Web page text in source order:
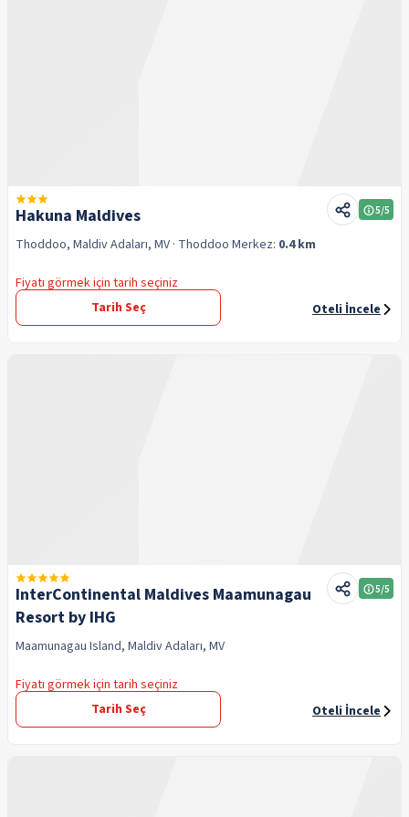
Hakuna Maldives 5/5
Thoddoo, Maldiv Adaları, MV · Thoddoo Merkez: 0.4 km
Fiyatı görmek için tarih seçiniz
Tarih Seç
Oteli İncele
InterContinental Maldives Maamunagau
Resort by IHG
5/5
Maamunagau Island, Maldiv Adaları, MV
Fiyatı görmek için tarih seçiniz
Tarih Seç
Oteli İncele